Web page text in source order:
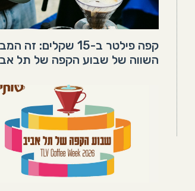
קפה פילטר ב-15 שקלים: זה
השווה של שבוע הקפה של תל